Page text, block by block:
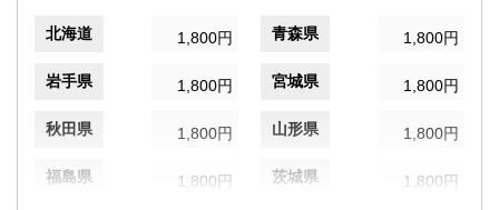
北海道 1,800円 青森県 1,800円
岩手県 1,800円 宮城県 1,800円
秋田県 1,800円 山形県 1,800円
福島県 1,800円 茨城県 1,800円